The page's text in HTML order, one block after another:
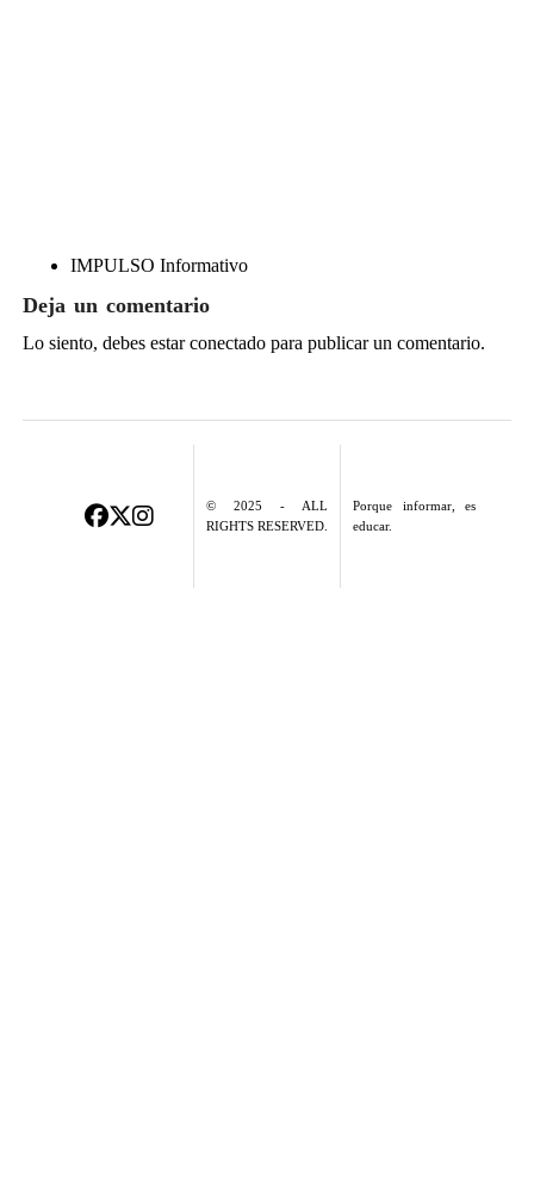
IMPULSO Informativo
Deja un comentario
Lo siento, debes estarconectadopara publicar un comentario.
© 2025 - ALL
RIGHTS RESERVED.
Porque informar, es
educar.